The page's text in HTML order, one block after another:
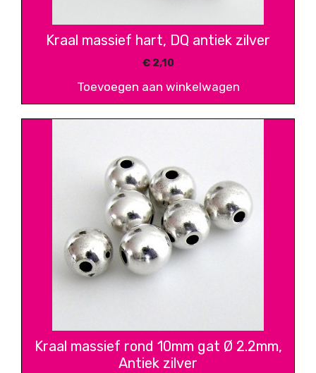
Kraal massief hart, DQ antiek zilver
€2,10
Toevoegen aan winkelwagen
Kraal massief rond 10mm gat Ø 2.2mm,
Antiek zilver